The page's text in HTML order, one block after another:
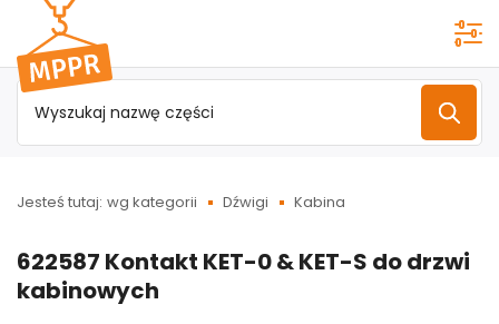
Przejdź do
menu
głównego
Jesteś tutaj: wg kategorii Dźwigi Kabina
622587 Kontakt KET-0 & KET-S do drzwi
kabinowych